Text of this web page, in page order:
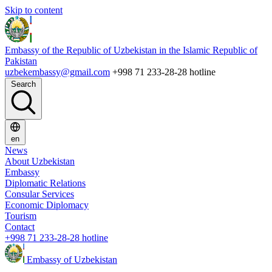
Skip to content
Embassy of the Republic of Uzbekistan in the Islamic Republic of
Pakistan
uzbekembassy@gmail.com +998 71 233-28-28 hotline
Search
en
News
About Uzbekistan
Embassy
Diplomatic Relations
Consular Services
Economic Diplomacy
Tourism
Contact
+998 71 233-28-28 hotline
Embassy of Uzbekistan